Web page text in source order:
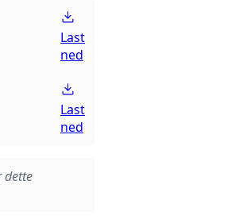
Last
ned
Last
ned
dette